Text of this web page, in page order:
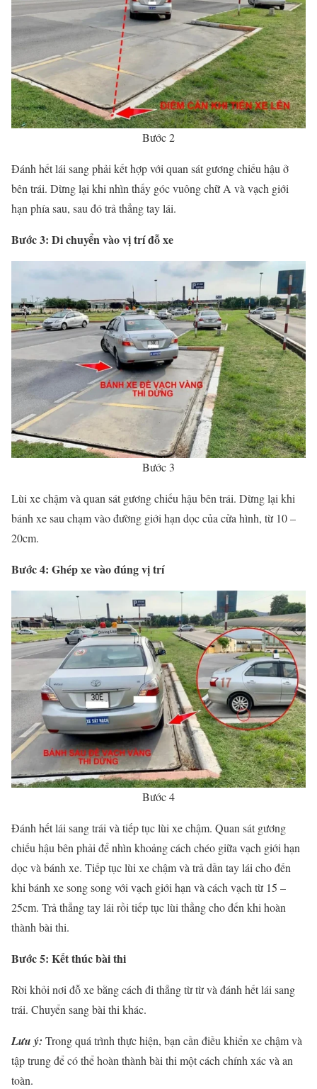
Bước 2
Đánh hết lái sang phải kết hợp với quan sát gương chiếu hậu ở
bên trái. Dừng lại khi nhìn thấy góc vuông chữ A và vạch giới
hạn phía sau, sau đó trả thẳng tay lái.
Bước 3: Di chuyển vào vị trí đỗ xe
Bước 3
Lùi xe chậm và quan sát gương chiếu hậu bên trái. Dừng lại khi
bánh xe sau chạm vào đường giới hạn dọc của cửa hình, từ 10 –
20cm.
Bước 4: Ghép xe vào đúng vị trí
Bước 4
Đánh hết lái sang trái và tiếp tục lùi xe chậm. Quan sát gương
chiếu hậu bên phải để nhìn khoảng cách chéo giữa vạch giới hạn
dọc và bánh xe. Tiếp tục lùi xe chậm và trả dần tay lái cho đến
khi bánh xe song song với vạch giới hạn và cách vạch từ 15 –
25cm. Trả thẳng tay lái rồi tiếp tục lùi thẳng cho đến khi hoàn
thành bài thi.
Bước 5: Kết thúc bài thi
Rời khỏi nơi đỗ xe bằng cách đi thẳng từ từ và đánh hết lái sang
trái. Chuyển sang bài thi khác.
Lưu ý: Trong quá trình thực hiện, bạn cần điều khiển xe chậm và
tập trung để có thể hoàn thành bài thi một cách chính xác và an
toàn.